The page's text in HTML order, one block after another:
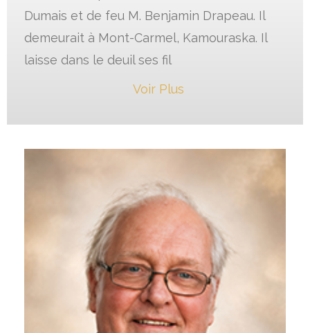
Dumais et de feu M. Benjamin Drapeau. Il
demeurait à Mont-Carmel, Kamouraska. Il
laisse dans le deuil ses fil
Voir Plus